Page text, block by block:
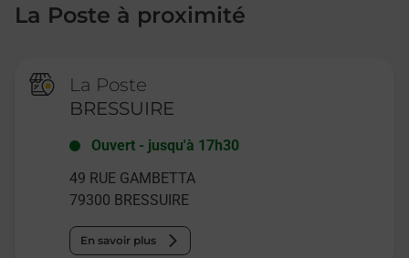
La Poste à proximité
La Poste
BRESSUIRE
Ouvert - jusqu'à 17h30
49 RUE GAMBETTA
79300 BRESSUIRE
En savoir plus